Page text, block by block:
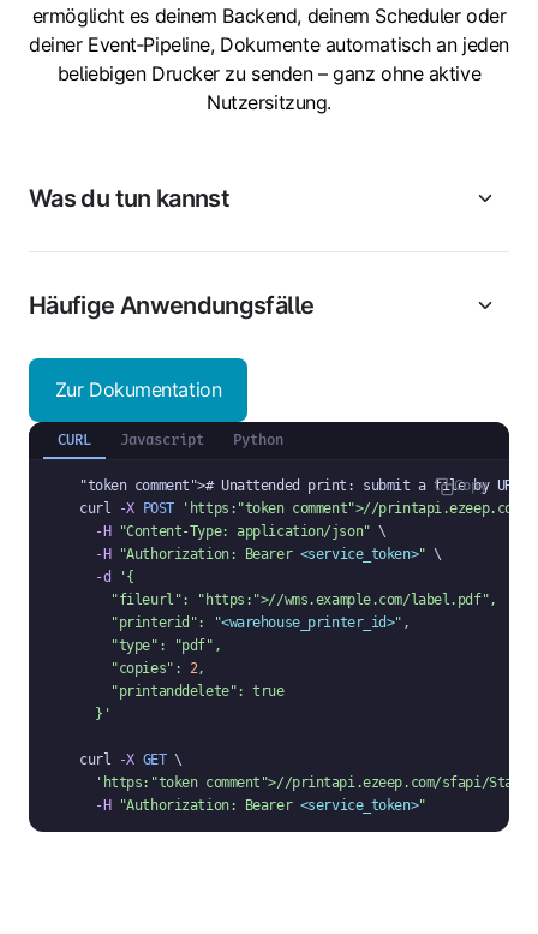
ermöglicht es deinem Backend, deinem Scheduler oder
deiner Event‑Pipeline, Dokumente automatisch an jeden
beliebigen Drucker zu senden – ganz ohne aktive
Nutzersitzung.
Was du tun kannst
Häufige Anwendungsfälle
Zur Dokumentation
CURL Javascript Python
Copy
"token comment"># Unattended print: submit a file by URL
curl
-X POST 'https: "token comment">//
-H
"Content-Type: application/json" \
-H
"Authorization: Bearer <service_token>" \
-d
'{
"fileurl": "https: ">//wms.example.com/label.pdf",
"printerid": "<warehouse_printer_id>" ,
"type" : "pdf" ,
"copies" : 2,
"printanddelete": true
  }'
curl -X GET \
'https: "token comment">//printapi.ezeep.com/sfapi/
-H
"Authorization: Bearer <service_token>"